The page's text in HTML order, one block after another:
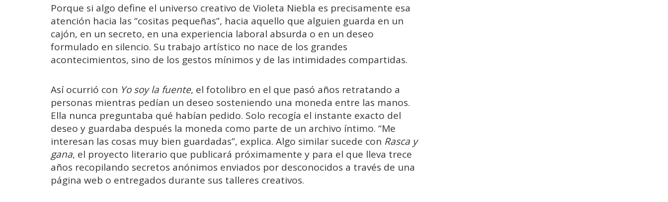
Porque si algo define el universo creativo de Violeta Niebla es precisamente esa
atención hacia las “cositas pequeñas”, hacia aquello que alguien guarda en un
cajón, en un secreto, en una experiencia laboral absurda o en un deseo
formulado en silencio. Su trabajo artístico no nace de los grandes
acontecimientos, sino de los gestos mínimos y de las intimidades compartidas.
Así ocurrió con Yo soy la fuente, el fotolibro en el que pasó años retratando a
personas mientras pedían un deseo sosteniendo una moneda entre las manos.
Ella nunca preguntaba qué habían pedido. Solo recogía el instante exacto del
deseo y guardaba después la moneda como parte de un archivo íntimo. “Me
interesan las cosas muy bien guardadas”, explica. Algo similar sucede con Rasca y
gana, el proyecto literario que publicará próximamente y para el que lleva trece
años recopilando secretos anónimos enviados por desconocidos a través de una
página web o entregados durante sus talleres creativos.